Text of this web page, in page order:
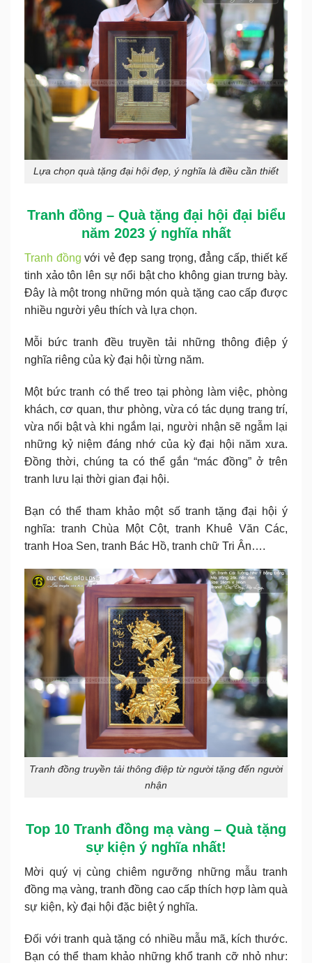
Lựa chọn quà tặng đại hội đẹp, ý nghĩa là điều cần thiết
Tranh đồng – Quà tặng đại hội đại biểu
năm 2023 ý nghĩa nhất
Tranh đồng với vẻ đẹp sang trọng, đẳng cấp, thiết kế
tinh xảo tôn lên sự nổi bật cho không gian trưng bày.
Đây là một trong những món quà tặng cao cấp được
nhiều người yêu thích và lựa chọn.
Mỗi bức tranh đều truyền tải những thông điệp ý
nghĩa riêng của kỳ đại hội từng năm.
Một bức tranh có thể treo tại phòng làm việc, phòng
khách, cơ quan, thư phòng, vừa có tác dụng trang trí,
vừa nổi bật và khi ngắm lại, người nhận sẽ ngẫm lại
những kỷ niệm đáng nhớ của kỳ đại hội năm xưa.
Đồng thời, chúng ta có thể gắn “mác đồng” ở trên
tranh lưu lại thời gian đại hội.
Bạn có thể tham khảo một số tranh tặng đại hội ý
nghĩa: tranh Chùa Một Cột, tranh Khuê Văn Các,
tranh Hoa Sen, tranh Bác Hồ, tranh chữ Tri Ân….
Tranh đồng truyền tải thông điệp từ người tặng đến người
nhận
Top 10 Tranh đồng mạ vàng – Quà tặng
sự kiện ý nghĩa nhất!
Mời quý vị cùng chiêm ngưỡng những mẫu tranh
đồng mạ vàng, tranh đồng cao cấp thích hợp làm quà
sự kiện, kỳ đại hội đặc biệt ý nghĩa.
Đối với tranh quà tặng có nhiều mẫu mã, kích thước.
Bạn có thể tham khảo những khổ tranh cỡ nhỏ như: